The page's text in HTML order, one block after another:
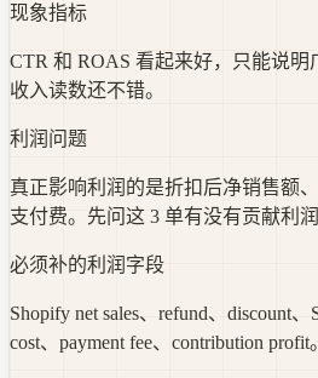
现象指标
CTR 和 ROAS 看起来好，只能说
收入读数还不错。
利润问题
真正影响利润的是折扣后净销售额
支付费。先问这 3 单有没有贡献利润
必须补的利润字段
Shopify net sales、refund、discount
cost、payment fee、contribution profit。